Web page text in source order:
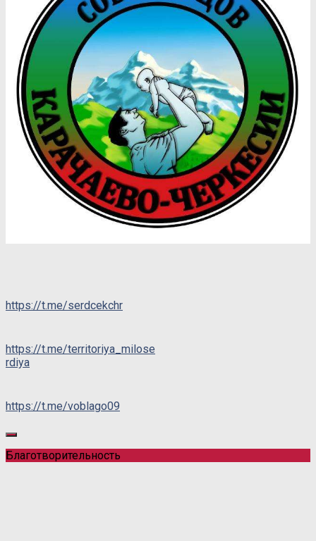
https://t.me/serdcekchr
https://t.me/territoriya_milose
rdiya
https://t.me/voblago09
Благотворительность